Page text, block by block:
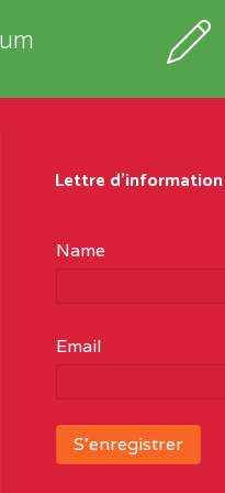
Lettre d'information
Name
Email